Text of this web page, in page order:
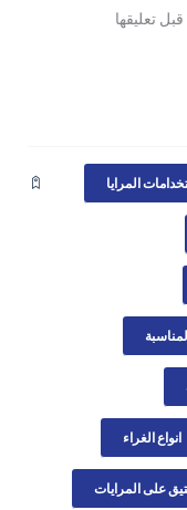
تعليقها
المرايا
انواع الغراء
على المرايات